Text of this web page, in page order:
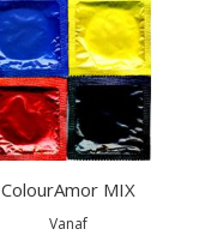
ColourAmor MIX
Vanaf